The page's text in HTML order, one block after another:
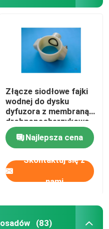
Złącze siodłowe fajki
wodnej do dysku
dyfuzora z membraną
drobnopęcherzykową
Najlepsza cena
Skontaktuj się z
nami
(83)